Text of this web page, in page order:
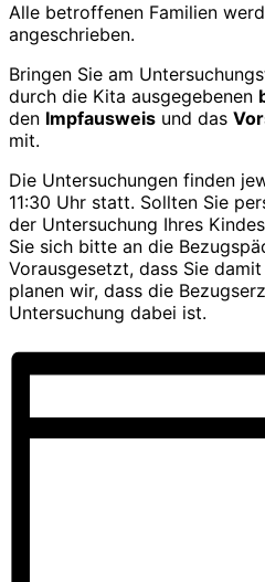
Alle betroffenen Familien
angeschrieben.
Bringen Sie am
durch die Kita ausgegebenen
den Impfausweis und das
mit.
Die Untersuchungen finden
11:30 Uhr statt. Sollten Sie
der Untersuchung Ihres
Sie sich bitte an die
Vorausgesetzt, dass Sie
planen wir, dass die
Untersuchung dabei ist.